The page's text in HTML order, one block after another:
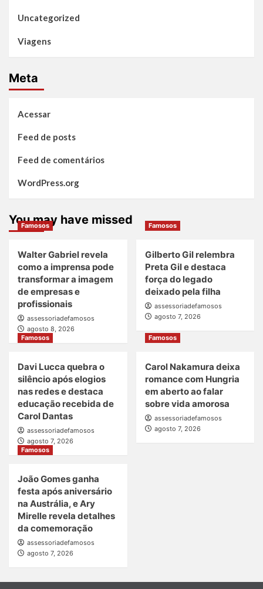
Uncategorized
Viagens
Meta
Acessar
Feed de posts
Feed de comentários
WordPress.org
You may have missed
Famosos
Walter Gabriel revela
como a imprensa pode
transformar a imagem
de empresas e
profissionais
assessoriadefamosos
agosto 8, 2026
Famosos
Gilberto Gil relembra
Preta Gil e destaca
força do legado
deixado pela filha
assessoriadefamosos
agosto 7, 2026
Famosos
Davi Lucca quebra o
silêncio após elogios
nas redes e destaca
educação recebida de
Carol Dantas
assessoriadefamosos
agosto 7, 2026
Famosos
Carol Nakamura deixa
romance com Hungria
em aberto ao falar
sobre vida amorosa
assessoriadefamosos
agosto 7, 2026
Famosos
João Gomes ganha
festa após aniversário
na Austrália, e Ary
Mirelle revela detalhes
da comemoração
assessoriadefamosos
agosto 7, 2026